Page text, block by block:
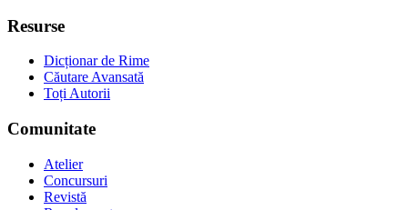
Resurse
Dicționar de Rime
Căutare Avansată
Toți Autorii
Comunitate
Atelier
Concursuri
Revistă